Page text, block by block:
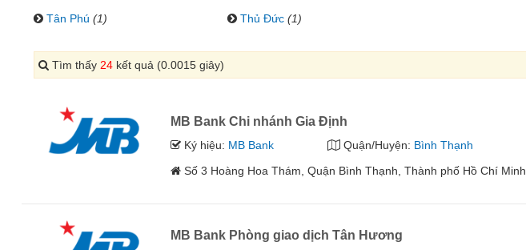
Tân Phú (1) Thủ Đức (1)
Tìm thấy 24 kết quả (0.0015 giây)
MB Bank Chi nhánh Gia Định
Ký hiệu: MB Bank Quận/Huyện: Bình Thạnh
Số 3 Hoàng Hoa Thám, Quận Bình Thạnh, Thành phố Hồ Chí Minh
MB Bank Phòng giao dịch Tân Hương